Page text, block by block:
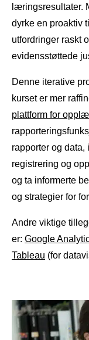
læringsresultater.
dyrke en proaktiv
utfordringer raskt
evidensstøttede
Denne iterative
kurset er mer
plattform for
rapporter og data,
registrering og
og ta informerte
og strategier for
Andre viktige
er: Google
Tableau (for